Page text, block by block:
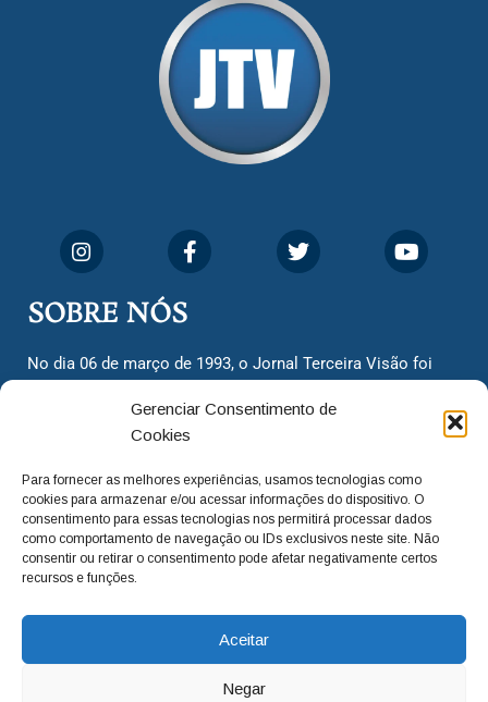
Gerenciar Consentimento de
Cookies
Para fornecer as melhores experiências, usamos tecnologias como
cookies para armazenar e/ou acessar informações do dispositivo. O
consentimento para essas tecnologias nos permitirá processar dados
como comportamento de navegação ou IDs exclusivos neste site. Não
consentir ou retirar o consentimento pode afetar negativamente certos
recursos e funções.
Aceitar
Negar
SOBRE NÓS
No dia 06 de março de 1993, o Jornal Terceira Visão foi
cidadãos valinhenses, já que naquela época só existiam
dois jornais. Há mais de 30 anos, o jornal continua
com o foco de trazer as melhores notícias. Nunca
deixamos de lado as necessidades do cidadão, sempre
questionando os órgãos públicos em busca de melhorias
para a cidade e sempre cobrando resoluções para casos
adm@jtv.com.br
(19) 3929-6225